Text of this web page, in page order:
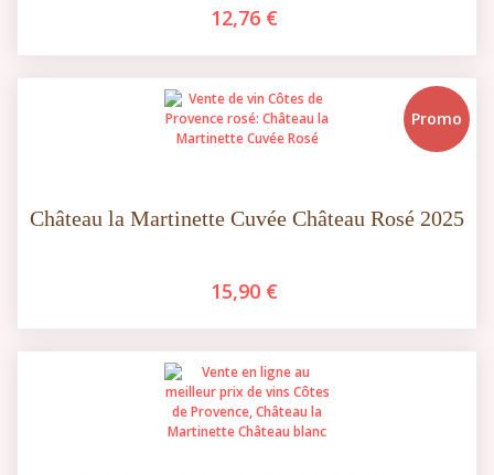
12,76 €
Promo
Château la Martinette Cuvée Château Rosé 2025
15,90 €